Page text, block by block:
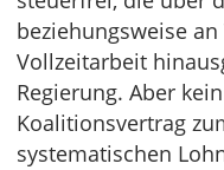
beziehungsweise
Vollzeitarbeit
Regierung. Aber
Koalitionsvertrag
systematischen